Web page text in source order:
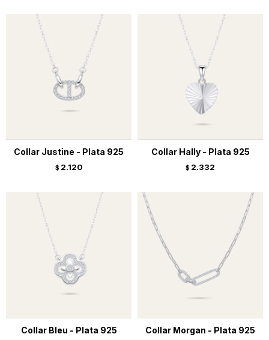
Collar Justine - Plata 925
$ 2.120
Collar Hally - Plata 925
$ 2.332
Collar Bleu - Plata 925 Collar Morgan - Plata 925